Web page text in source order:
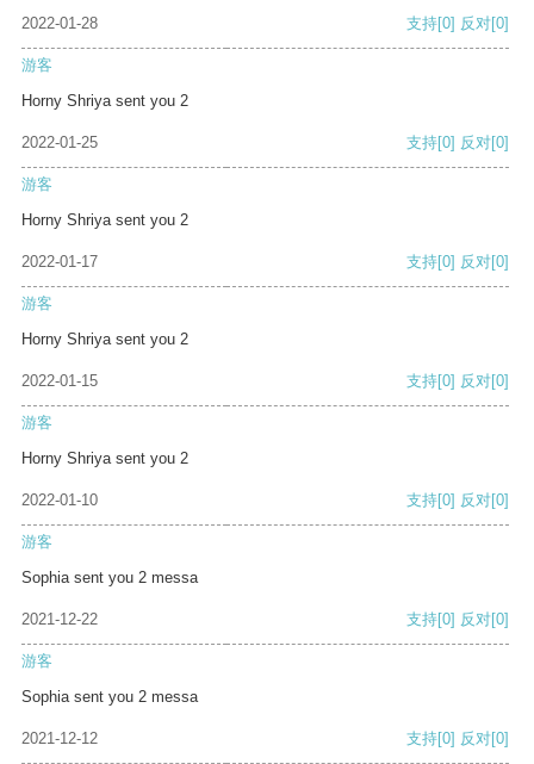
2022-01-28 支持[0] 反对[0]
游客
Horny Shriya sent you 2
2022-01-25 支持[0] 反对[0]
游客
Horny Shriya sent you 2
2022-01-17 支持[0] 反对[0]
游客
Horny Shriya sent you 2
2022-01-15 支持[0] 反对[0]
游客
Horny Shriya sent you 2
2022-01-10 支持[0] 反对[0]
游客
Sophia sent you 2 messa
2021-12-22 支持[0] 反对[0]
游客
Sophia sent you 2 messa
2021-12-12 支持[0] 反对[0]